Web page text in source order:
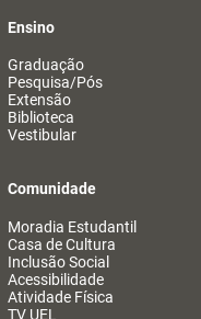
Ensino
Graduação
Pesquisa/Pós
Extensão
Biblioteca
Vestibular
Comunidade
Moradia Estudantil
Casa de Cultura
Inclusão Social
Acessibilidade
Atividade Física
TV UEL